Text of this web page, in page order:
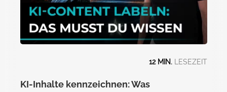
12 MIN.
KI-Inhalte kennzeichnen: Was